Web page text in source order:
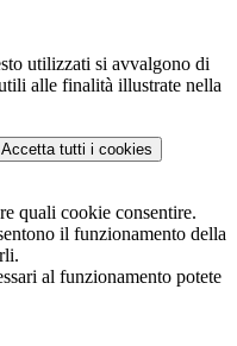
utilizzati si avvalgono di
alle finalità illustrate nella
Accetta tutti i cookies
quali cookie consentire.
il funzionamento della
al funzionamento potete